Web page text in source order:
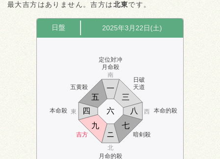
最大吉方はありません。吉方は北東です。
日盤 2025年3月22日(土)
五黄殺
定位対冲
月命殺
日破
天道
本命殺 本命的殺
吉方
月命的殺
暗剣殺
南
北
東 西
ニ
三
四
五
六
七
八
九
一